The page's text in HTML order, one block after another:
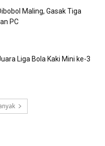
Maling, Gasak Tiga
PC
Liga Bola Kaki Mini ke-3